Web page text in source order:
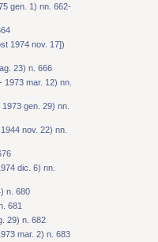
gen. 1) nn. 662-
1974 nov. 17])
23) n. 666
mar. 12) nn.
gen. 29) nn.
nov. 22) nn.
dic. 6) nn.
n. 680
681
29) n. 682
mar. 2) n. 683